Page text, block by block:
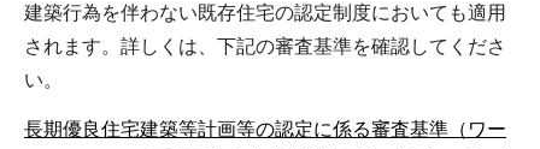
建築行為を伴わない既存住宅の認定制度においても適用
されます。詳しくは、下記の審査基準を確認してくださ
い。
長期優良住宅建築等計画等の認定に係る審査基準（ワー